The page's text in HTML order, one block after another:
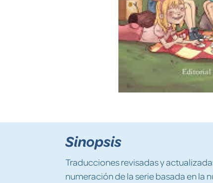
Sinopsis
Traducciones revisadas y
numeración de la serie basada en la